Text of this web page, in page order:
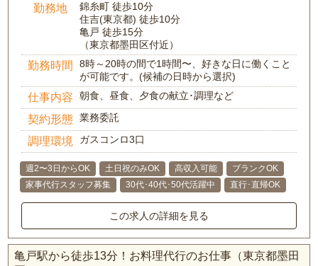
勤務地
錦糸町 徒歩10分
住吉(東京都) 徒歩10分
亀戸 徒歩15分
（東京都墨田区付近）
勤務時間
8時～20時の間で1時間〜、好きな日に働くこと
が可能です。(候補の日時から選択)
仕事内容 朝食、昼食、夕食の献立･調理など
契約形態 業務委託
調理環境 ガスコンロ3口
週2〜3日からOK 土日祝のみOK 高収入可能
ブランクOK
家事代行スタッフ募集
30代･40代･50代活躍中 直行･直帰OK
この求人の詳細を見る
亀戸駅から徒歩13分！お料理代行のお仕事（東京都墨田